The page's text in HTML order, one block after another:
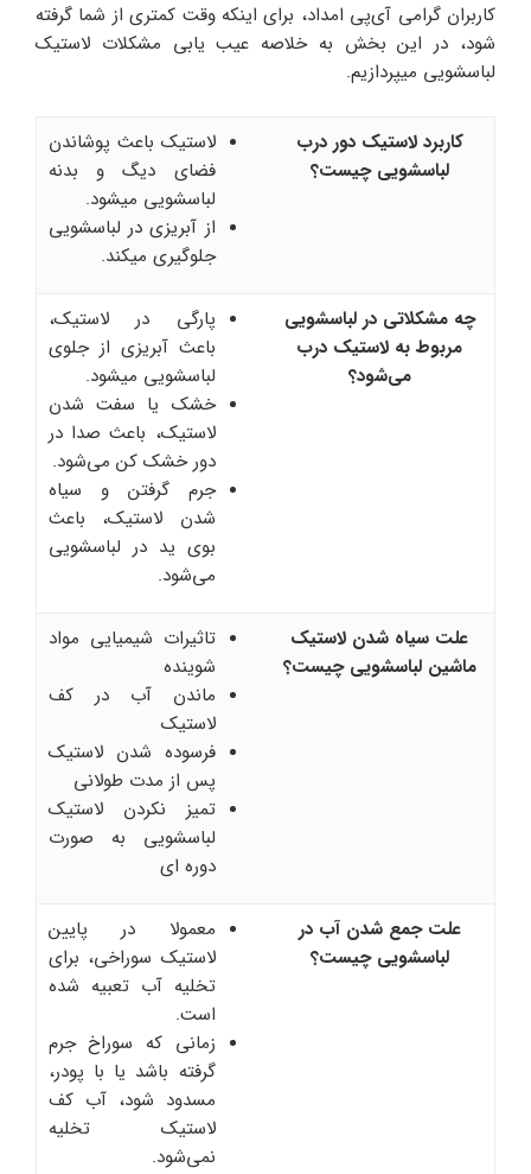
کاربران گرامی آی‌پی امداد، برای اینکه وقت کمتری از شما گرفته
شود، در این بخش به خلاصه عیب یابی مشکلات لاستیک
لباسشویی میپردازیم.
کاربرد لاستیک دور درب
لباسشویی چیست؟
لاستیک باعث پوشاندن
فضای دیگ و بدنه
لباسشویی میشود.
از آبریزی در لباسشویی
جلوگیری میکند.
چه مشکلاتی در لباسشویی
مربوط به لاستیک درب
می‌شود؟
پارگی در لاستیک،
باعث آبریزی از جلوی
لباسشویی میشود.
خشک یا سفت شدن
لاستیک، باعث صدا در
دور خشک کن می‌شود.
جرم گرفتن و سیاه
شدن لاستیک، باعث
بوی ید در لباسشویی
می‌شود.
علت سیاه شدن لاستیک
ماشین لباسشویی چیست؟
تاثیرات شیمیایی مواد
شوینده
ماندن آب در کف
لاستیک
فرسوده شدن لاستیک
پس از مدت طولانی
تمیز نکردن لاستیک
لباسشویی به صورت
دوره ای
علت جمع شدن آب در
لباسشویی چیست؟
معمولا در پایین
لاستیک سوراخی، برای
تخلیه آب تعبیه شده
است.
زمانی که سوراخ جرم
گرفته باشد یا با پودر،
مسدود شود، آب کف
لاستیک تخلیه
نمی‌شود.